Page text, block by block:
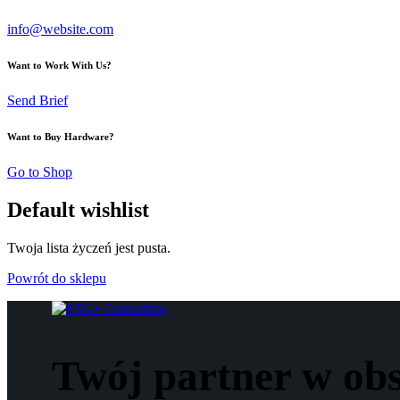
info@website.com
Want to Work With Us?
Send Brief
Want to Buy Hardware?
Go to Shop
Default wishlist
Twoja lista życzeń jest pusta.
Powrót do sklepu
Twój partner w